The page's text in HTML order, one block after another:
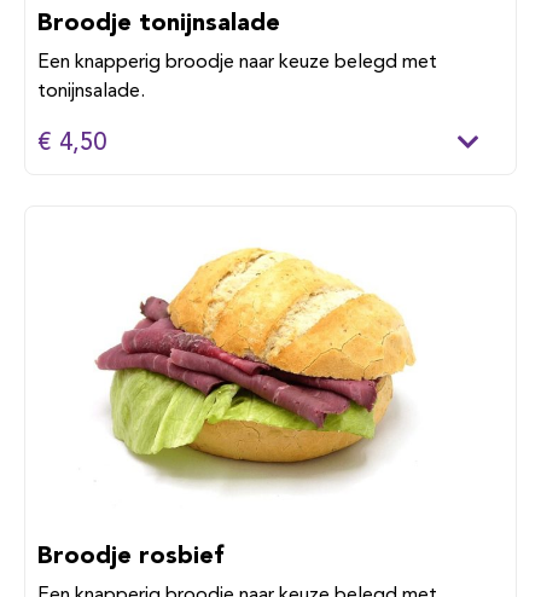
Broodje tonijnsalade
Een knapperig broodje naar keuze belegd met
tonijnsalade.
€ 4,50
Broodje rosbief